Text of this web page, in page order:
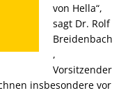
von Hella“,
sagt Dr. Rolf
Breidenbach
,
Vorsitzender
insbesondere vor